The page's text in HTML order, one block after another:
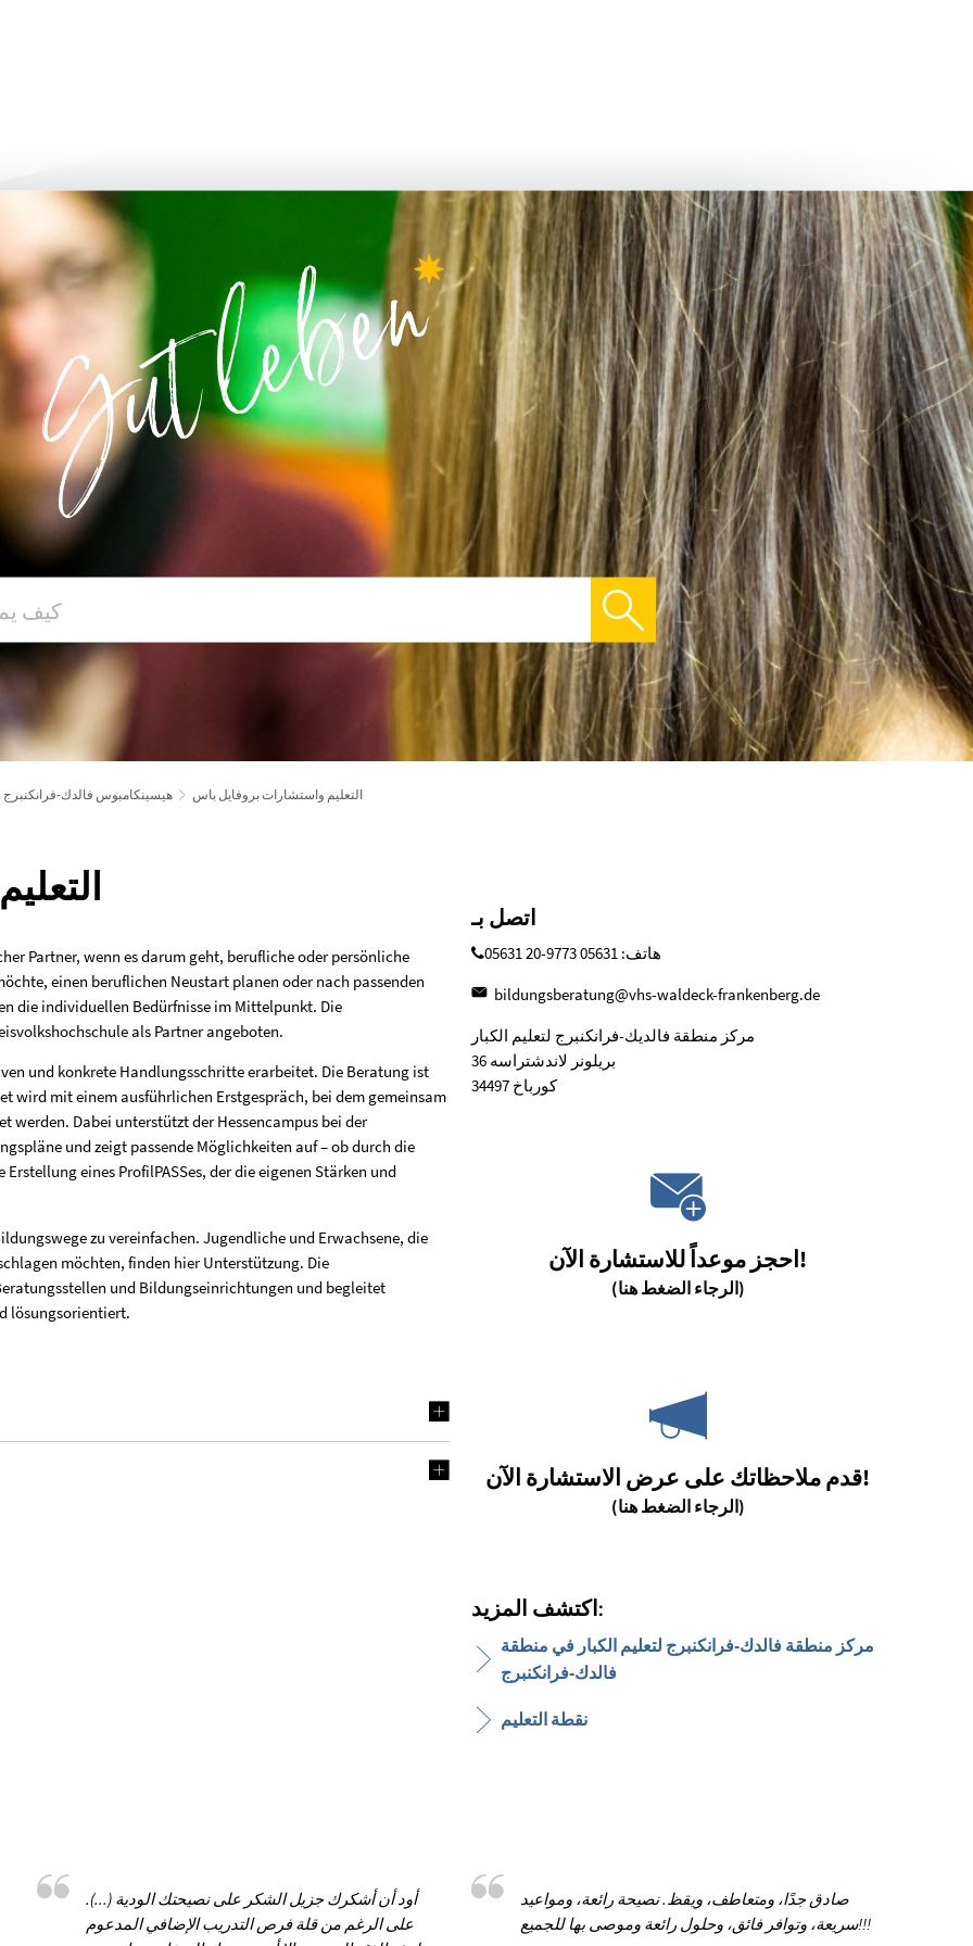
النمو والتطور أكثر فأكثر عش واستمتع
هيسينكامبوس فالدك-فرانكنبرج التعليم واستشارات بروفايل باس
Partner, wenn es darum geht, berufliche oder persönliche
einen beruflichen Neustart planen oder nach passenden
die individuellen Bedürfnisse im Mittelpunkt. Die
als Partner angeboten.
und konkrete Handlungsschritte erarbeitet. Die Beratung ist
wird mit einem ausführlichen Erstgespräch, bei dem gemeinsam
Dabei unterstützt der Hessencampus bei der
und zeigt passende Möglichkeiten auf – ob durch die
eines ProfilPASSes, der die eigenen Stärken und
zu vereinfachen. Jugendliche und Erwachsene, die
möchten, finden hier Unterstützung. Die
und Bildungseinrichtungen und begleitet
lösungsorientiert.
اتصل بـ
هاتف: 05631 9773-20 05631
bildungsberatung@vhs-waldeck-frankenberg.de
مركز منطقة فالديك-فرانكنبرج لتعليم الكبار
بريلونر لاندشتراسه 36
34497 كورباخ
احجز موعداً للاستشارة الآن!
(الرجاء الضغط هنا)
قدم ملاحظاتك على عرض الاستشارة الآن!
(الرجاء الضغط هنا)
اكتشف المزيد:
مركز منطقة فالدك-فرانكنبرج لتعليم الكبار في منطقة
فالدك-فرانكنبرج
نقطة التعليم
أود أن أشكرك جزيل الشكر على نصيحتك الودية (...).
على الرغم من قلة فرص التدريب الإضافي المدعوم
صادق جدًا، ومتعاطف، ويقظ. نصيحة رائعة، ومواعيد
سريعة، وتوافر فائق، وحلول رائعة وموصى بها للجميع!!!